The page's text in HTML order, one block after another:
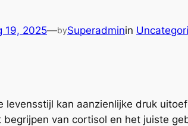
19, 2025—bySuperadminin
levensstijl kan aanzienlijke druk
begrijpen van cortisol en het juiste